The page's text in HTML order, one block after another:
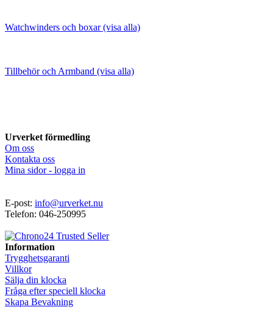
Watchwinders och boxar (visa alla)
Tillbehör och Armband (visa alla)
Urverket förmedling
Om oss
Kontakta oss
Mina sidor - logga in
E-post: info@urverket.nu
Telefon: 046-250995
Information
Trygghetsgaranti
Villkor
Sälja din klocka
Fråga efter speciell klocka
Skapa Bevakning